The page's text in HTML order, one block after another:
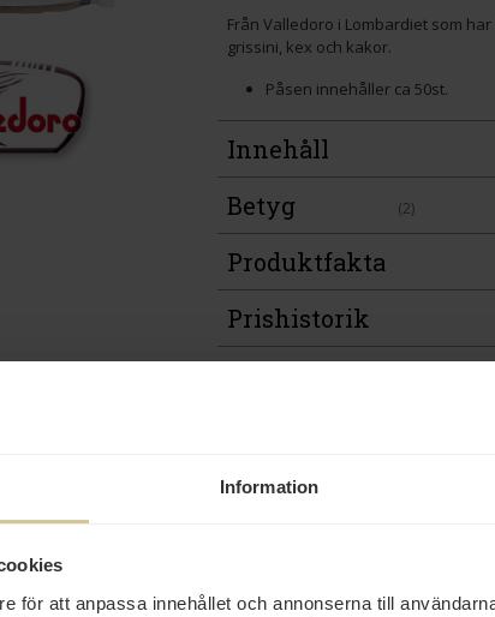
Information
för att anpassa innehållet och annonserna till
Från Valledoro i Lombardiet som
grissini, kex och kakor.
Påsen innehåller ca 50st.
Innehåll
Betyg
(2)
Produktfakta
Prishistorik